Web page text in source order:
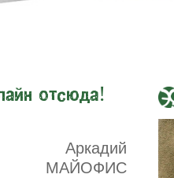
отсюда!
Аркадий
МАЙОФИС